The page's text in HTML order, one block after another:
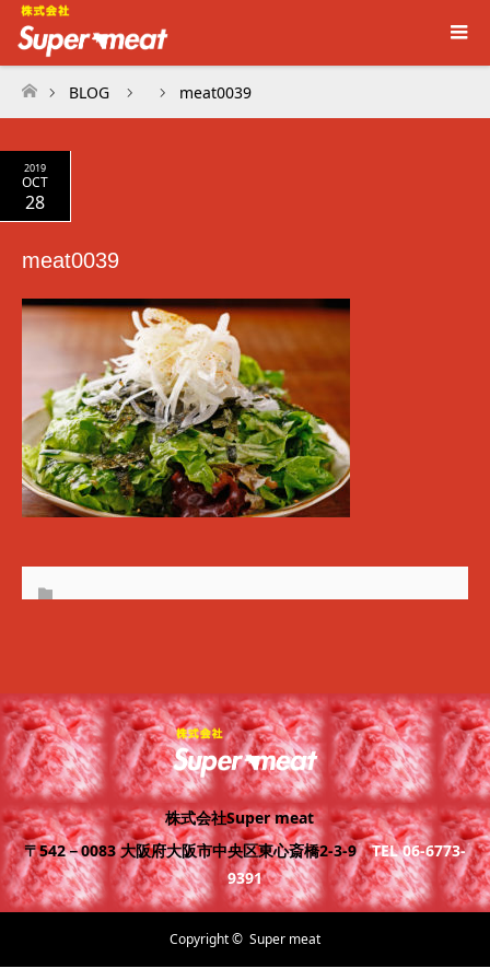
ホーム
BLOG meat0039
2019
OCT
28
meat0039
株式会社Super meat
〒542－0083 大阪府大阪市中央区東心斎橋2-3-9 TEL 06-6773-
9391
Copyright © Super meat